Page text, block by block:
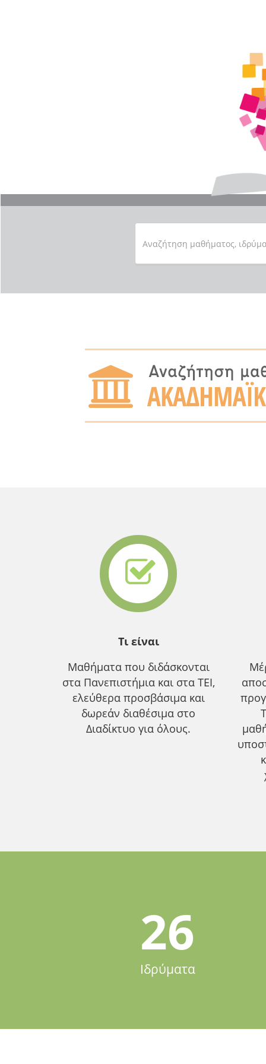
Τι είναι
Μαθήματα που διδάσκονται
στα Πανεπιστήμια και στα ΤΕΙ,
ελεύθερα προσβάσιμα και
δωρεάν διαθέσιμα στο
Διαδίκτυο για όλους.
26
Ιδρύματα